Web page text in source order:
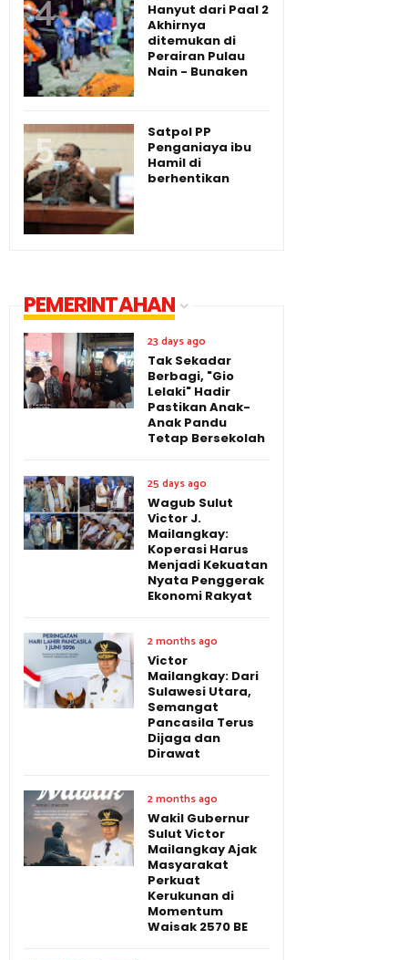
Hanyut dari Paal 2
Akhirnya
ditemukan di
Perairan Pulau
Nain - Bunaken
Satpol PP
Penganiaya ibu
Hamil di
berhentikan
PEMERINTAHAN
23 days ago
Tak Sekadar
Berbagi, "Gio
Lelaki" Hadir
Pastikan Anak-
Anak Pandu
Tetap Bersekolah
25 days ago
Wagub Sulut
Victor J.
Mailangkay:
Koperasi Harus
Menjadi Kekuatan
Nyata Penggerak
Ekonomi Rakyat
2 months ago
Victor
Mailangkay: Dari
Sulawesi Utara,
Semangat
Pancasila Terus
Dijaga dan
Dirawat
2 months ago
Wakil Gubernur
Sulut Victor
Mailangkay Ajak
Masyarakat
Perkuat
Kerukunan di
Momentum
Waisak 2570 BE